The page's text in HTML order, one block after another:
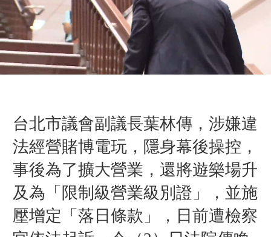
台北市議會副議長葉林傳，涉嫌違
法經營賭博電玩，隱身幕後操控，
事後為了擴大營業，還將遊樂場升
及為「限制級營業級別證」，並施
壓增定「落日條款」，日前遭檢察